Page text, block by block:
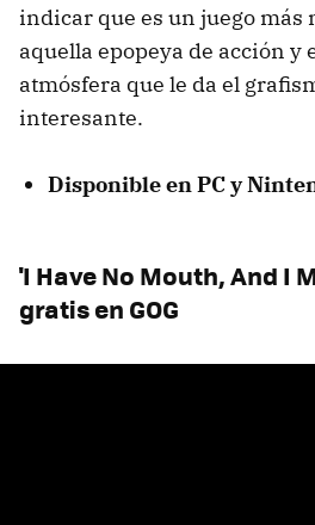
indicar que es un juego más
aquella epopeya de acción y
atmósfera que le da el
interesante.
Disponible en PC y
'I Have No Mouth, And I
gratis en GOG